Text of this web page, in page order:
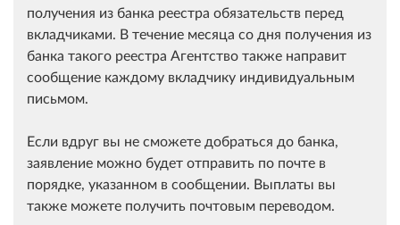
получения из банка реестра обязательств перед
вкладчиками. В течение месяца со дня получения из
банка такого реестра Агентство также направит
сообщение каждому вкладчику индивидуальным
письмом.
Если вдруг вы не сможете добраться до банка,
заявление можно будет отправить по почте в
порядке, указанном в сообщении. Выплаты вы
также можете получить почтовым переводом.